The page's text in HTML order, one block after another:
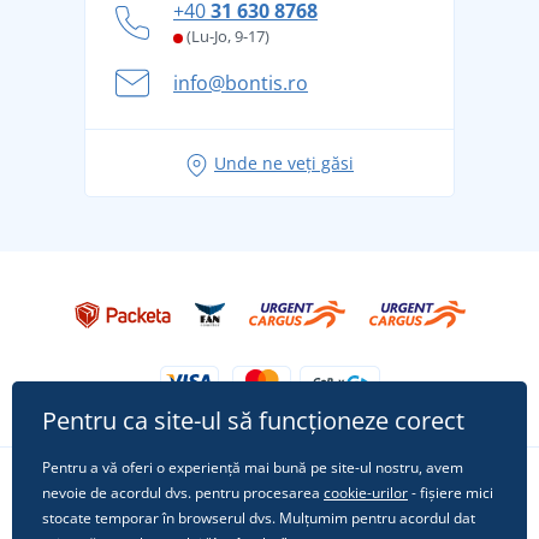
și în siguranță
Aventura de vară începe cu bagajul - pregătiți-vă
Tricoul preferat City în rol principal: ținute pentru
+4031 630 8768
(Lu-Jo, 9-17)
info@bontis.ro
Unde ne veți găsi
Urmărește-ne pe rețelele sociale
Pentru ca site-ul să funcționeze corect
Pentru a vă oferi o experiență mai bună pe site-ul nostru, avem
nevoie de acordul dvs. pentru procesarea cookie-urilor- fișiere mici
stocate temporar în browserul dvs. Mulțumim pentru acordul dat